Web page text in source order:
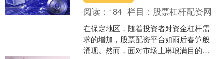
阅读： 184 栏目： 股票杠杆配资网
在保定地区，随着投资者对资金杠杆需
求的增加，股票配资平台如雨后春笋般
涌现。然而，面对市场上琳琅满目的选